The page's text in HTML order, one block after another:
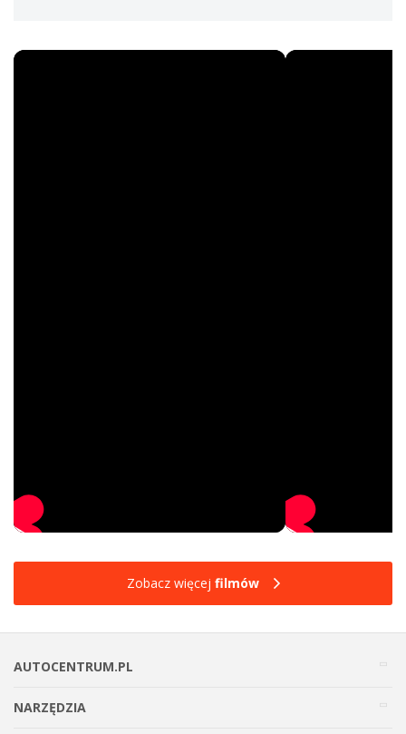
Zobacz więcej filmów
AUTOCENTRUM.PL
NARZĘDZIA